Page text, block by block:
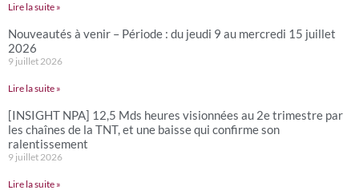
Lire la suite »
Nouveautés à venir – Période : du jeudi 9 au mercredi 15 juillet
2026
9 juillet 2026
Lire la suite »
[INSIGHT NPA] 12,5 Mds heures visionnées au 2e trimestre par
les chaînes de la TNT, et une baisse qui confirme son
ralentissement
9 juillet 2026
Lire la suite »